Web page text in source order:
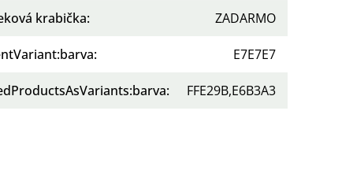
krabička: ZADARMO
: E7E7E7
: FFE29B,E6B3A3